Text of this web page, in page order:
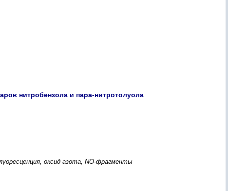
нитробензола и пара-нитротолуола
оксид азота, NO-фрагменты